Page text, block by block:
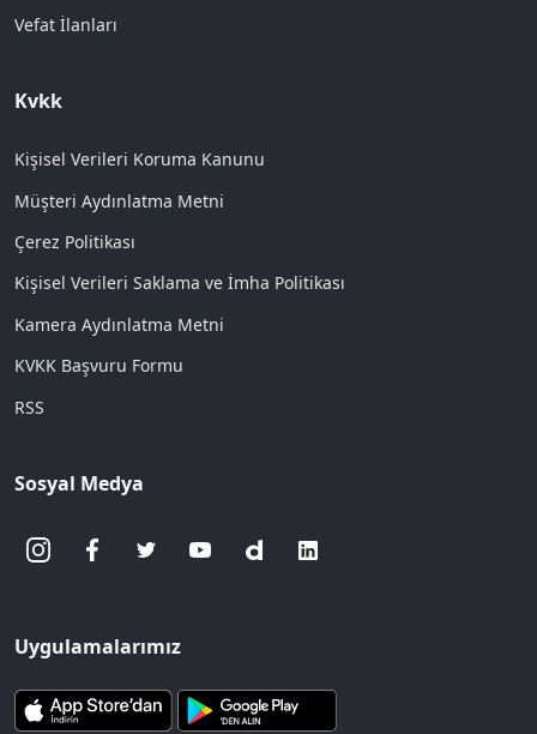
Vefat İlanları
Kvkk
Kişisel Verileri Koruma Kanunu
Müşteri Aydınlatma Metni
Çerez Politikası
Kişisel Verileri Saklama ve İmha Politikası
Kamera Aydınlatma Metni
KVKK Başvuru Formu
RSS
Sosyal Medya
Uygulamalarımız